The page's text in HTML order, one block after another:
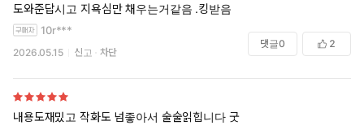
도와준답시고 지욕심만 채우는거같음 .킹받음
10r***
2026.05.15 신고 차단
댓글0 2
내용도재밌고 작화도 넘좋아서 술술읽힙니다 굿